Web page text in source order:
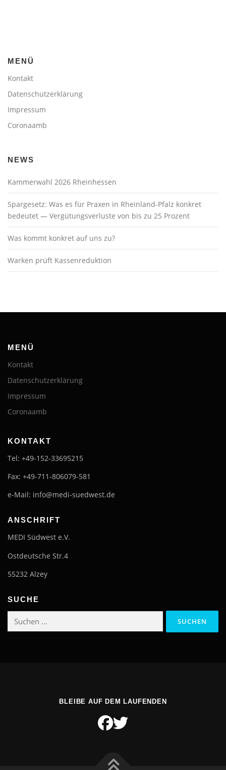
MENÜ
Kontakt
Datenschutzerklärung
Impressum
Coronaamb
NEWS
Kammerwahl 2026 Rheinhessen
Spargesetz: Was es für Praxen in Rheinland-Pfalz konkret
bedeutet — Vergütungsverluste von bis zu 25 Prozent
Was kommt konkret auf uns zu?
Warken prüft Kassenreduktion
MENÜ
Kontakt
Datenschutzerklärung
Impressum
Coronaamb
KONTAKT
Tel: +49-152-33695215
Fax: +49-711-806079-581
e-Mail: info@medi-suedwest.de
ANSCHRIFT
MEDI Südwest e.V.
Ostdeutsche Str.4
55232 Alzey
SUCHE
Suchen
BLEIBE AUF DEM LAUFENDEN